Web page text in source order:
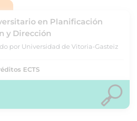
en Planificación
y Dirección
por Universidad de Vitoria-Gasteiz
ECTS